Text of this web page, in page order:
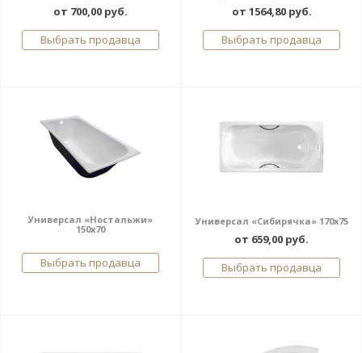
от 700,00 руб.
Выбрать продавца
от 1564,80 руб.
Выбрать продавца
Универсал «Ностальжи»
150x70
Выбрать продавца
Универсал «Сибирячка» 170x75
от 659,00 руб.
Выбрать продавца